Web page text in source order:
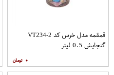
قمقمه مدل خرس کد VT234-2
گنجایش 0.5 لیتر
۰